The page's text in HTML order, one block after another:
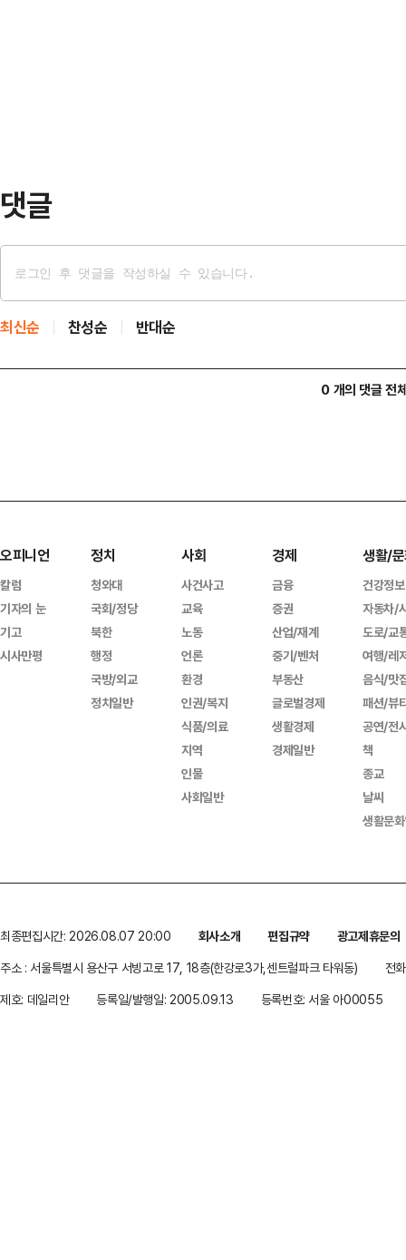
댓글
최신순 찬성순 반대순
0 개의 댓글 전
오피니언
칼럼
기자의 눈
기고
시사만평
정치
청와대
국회/정당
북한
행정
국방/외교
정치일반
사회
사건사고
교육
노동
언론
환경
인권/복지
식품/의료
지역
인물
사회일반
경제
금융
증권
산업/재계
중기/벤처
부동산
글로벌경제
생활경제
경제일반
생활/
건강정보
자동차/
도로/교
여행/레
음식/맛
패션/뷰
공연/전
책
종교
날씨
생활문
최종편집시간: 2026.08.07 20:00 회사소개 편집규약
광고제휴문의
주소 : 서울특별시 용산구 서빙고로 17, 18층(한강로3가,센트럴파크 타워동)
전
제호: 데일리안
등록일/발행일: 2005.09.13 등록번호: 서울 아00055